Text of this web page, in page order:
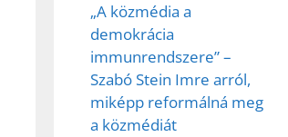
„A közmédia a
demokrácia
immunrendszere” –
Szabó Stein Imre arról,
miképp reformálná meg
a közmédiát